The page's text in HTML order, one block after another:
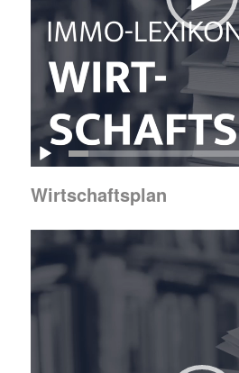
Wirtschaftsplan